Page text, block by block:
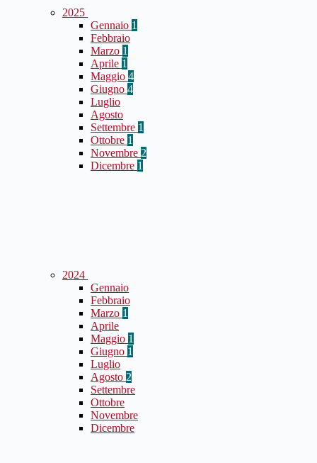
2025
Gennaio 1
Febbraio
Marzo 1
Aprile 1
Maggio 4
Giugno 4
Luglio
Agosto
Settembre 1
Ottobre 1
Novembre 2
Dicembre 1
2024
Gennaio
Febbraio
Marzo 1
Aprile
Maggio 1
Giugno 1
Luglio
Agosto 2
Settembre
Ottobre
Novembre
Dicembre